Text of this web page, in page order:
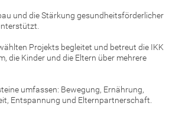
und die Stärkung gesundheitsförderlicher
Projekts begleitet und betreut die IKK
die Kinder und die Eltern über mehrere
umfassen: Bewegung, Ernährung,
Entspannung und Elternpartnerschaft.